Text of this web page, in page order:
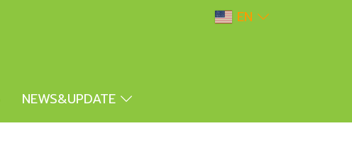
EN
NEWS&UPDATE